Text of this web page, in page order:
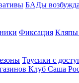
БАДы
Фиксация Кляпы
Трусики с
Клуб Саша